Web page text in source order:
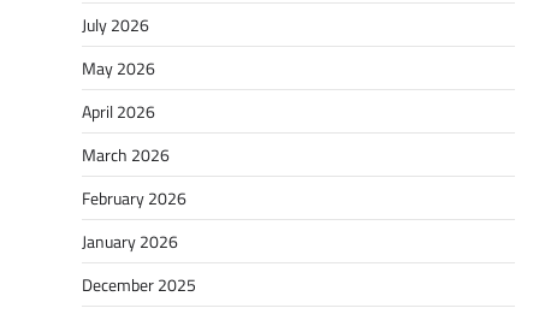
July 2026
May 2026
April 2026
March 2026
February 2026
January 2026
December 2025